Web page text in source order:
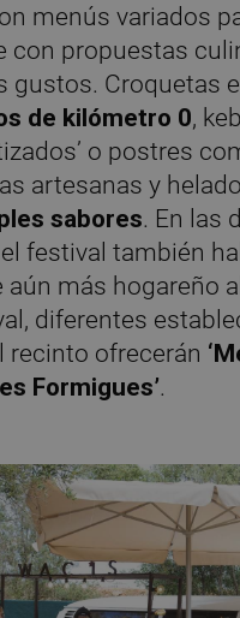
menús variados
con propuestas
gustos. Croquetas
de kilómetro 0,
o postres
artesanas y
sabores. En las
festival también
aún más hogareño
diferentes
recinto ofrecerán
Formigues’.